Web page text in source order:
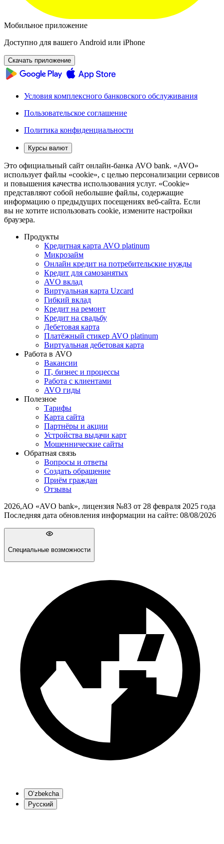
Мобильное приложение
Доступно для вашего Android или iPhone
Скачать приложение
Условия комплексного банковского обслуживания
Пользовательское соглашение
Политика конфиденциальности
Курсы валют
Это официальный сайт онлайн-банка AVO bank. «AVO»
использует файлы «cookie», с целью персонализации сервисов
и повышения качества использования услуг. «Cookie»
представляют собой небольшие файлы, содержащие
информацию о предыдущих посещениях веб-сайта. Если
вы не хотите использовать cookie, измените настройки
браузера.
Продукты
Кредитная карта AVO platinum
Микрозайм
Онлайн кредит на потребительские нужды
Кредит для самозанятых
AVO вклад
Виртуальная карта Uzcard
Гибкий вклад
Кредит на ремонт
Кредит на свадьбу
Дебетовая карта
Платёжный стикер AVO platinum
Виртуальная дебетовая карта
Работа в AVO
Вакансии
IT, бизнес и процессы
Работа с клиентами
AVO гиды
Полезное
Тарифы
Карта сайта
Партнёры и акции
Устройства выдачи карт
Мошеннические cайты
Обратная связь
Вопросы и ответы
Создать обращение
Приём граждан
Отзывы
2026,АО «AVO bank», лицензия №83 от 28 февраля 2025 года
Последняя дата обновления информации на сайте: 08/08/2026
Специальные возможности
O’zbekcha
Русский